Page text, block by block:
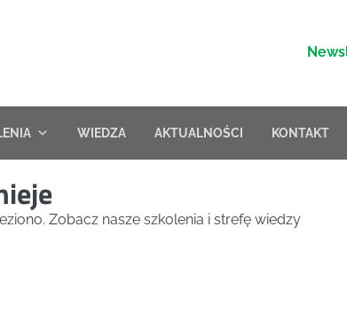
WIEDZA AKTUALNOŚCI KONTAKT
Zobacz nasze szkolenia i strefę wiedzy